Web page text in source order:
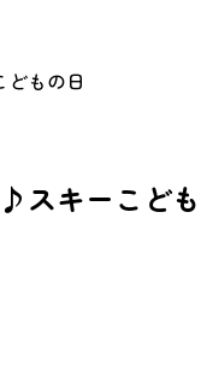
もの日
スキーこど